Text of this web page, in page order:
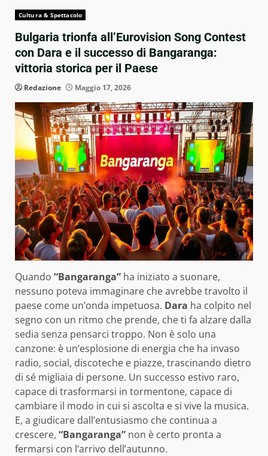
Cultura & Spettacolo
Bulgaria trionfa all’Eurovision Song Contest
con Dara e il successo di Bangaranga:
vittoria storica per il Paese
Redazione Maggio 17, 2026
Quando “Bangaranga” ha iniziato a suonare,
nessuno poteva immaginare che avrebbe travolto il
paese come un’onda impetuosa. Dara ha colpito nel
segno con un ritmo che prende, che ti fa alzare dalla
sedia senza pensarci troppo. Non è solo una
canzone: è un’esplosione di energia che ha invaso
radio, social, discoteche e piazze, trascinando dietro
di sé migliaia di persone. Un successo estivo raro,
capace di trasformarsi in tormentone, capace di
cambiare il modo in cui si ascolta e si vive la musica.
E, a giudicare dall’entusiasmo che continua a
crescere, “Bangaranga” non è certo pronta a
fermarsi con l’arrivo dell’autunno.